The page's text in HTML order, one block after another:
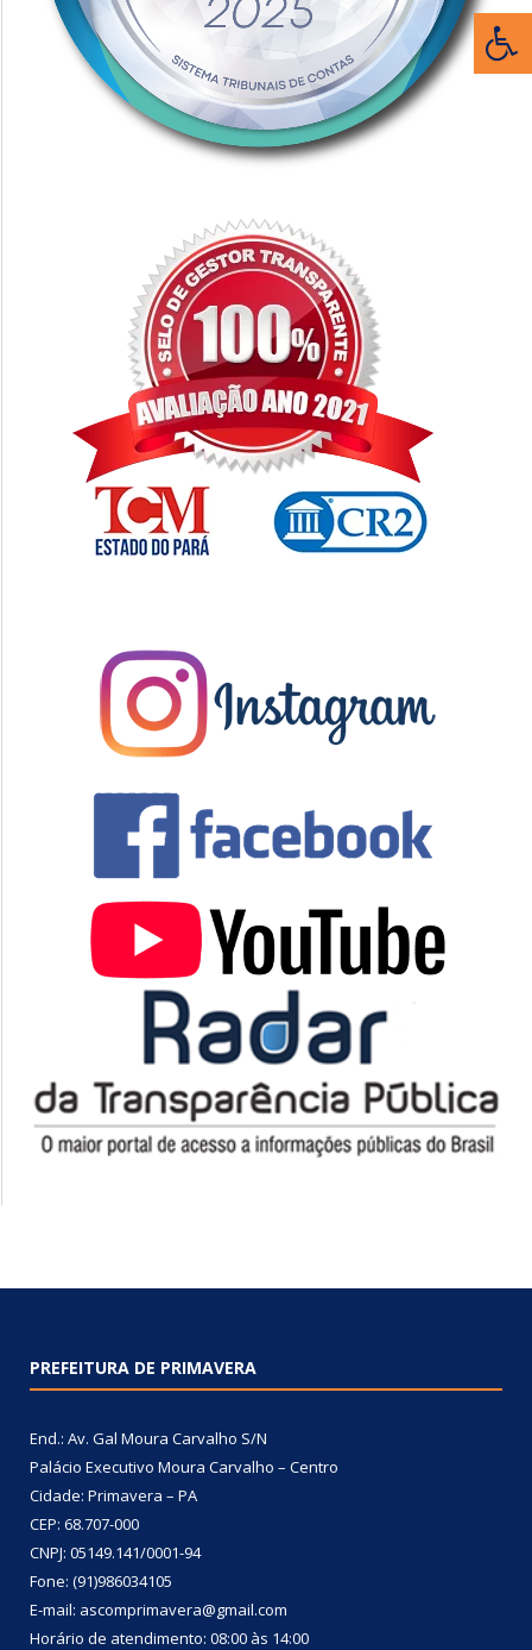
PREFEITURA DE PRIMAVERA
End.: Av. Gal Moura Carvalho S/N
Palácio Executivo Moura Carvalho – Centro
Cidade: Primavera – PA
CEP: 68.707-000
CNPJ: 05149.141/0001-94
Fone: (91)986034105
E-mail: ascomprimavera@gmail.com
Horário de atendimento: 08:00 às 14:00